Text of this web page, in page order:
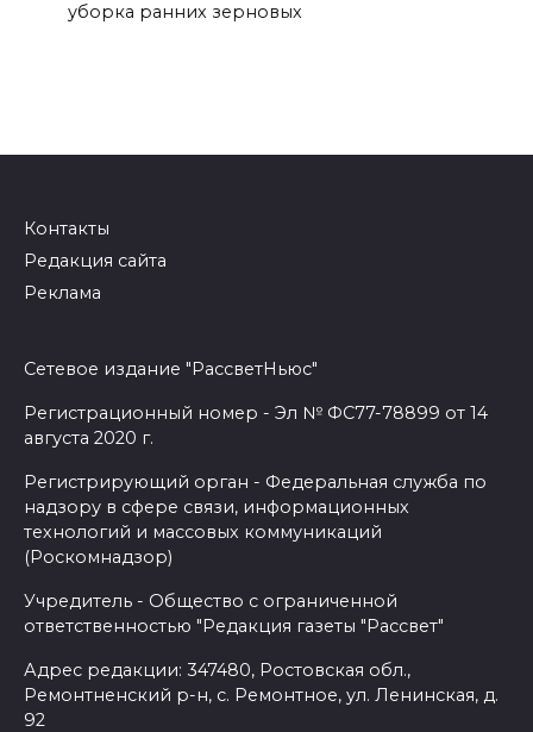
уборка ранних зерновых
Контакты
Редакция сайта
Реклама
Сетевое издание "РассветНьюс"
Регистрационный номер - Эл № ФС77-78899 от 14
августа 2020 г.
Регистрирующий орган - Федеральная служба по
надзору в сфере связи, информационных
технологий и массовых коммуникаций
(Роскомнадзор)
Учредитель - Общество с ограниченной
ответственностью "Редакция газеты "Рассвет"
Адрес редакции: 347480, Ростовская обл.,
Ремонтненский р-н, с. Ремонтное, ул. Ленинская, д.
92